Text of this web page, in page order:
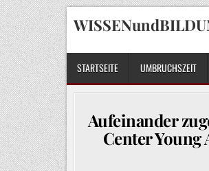
Skip
to
content
STARTSEITE UMBRUCHSZEIT
Aufeinander
Center